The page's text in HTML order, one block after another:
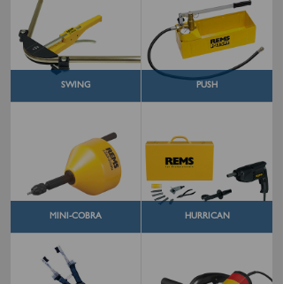
SWING PUSH
MINI-COBRA HURRICAN